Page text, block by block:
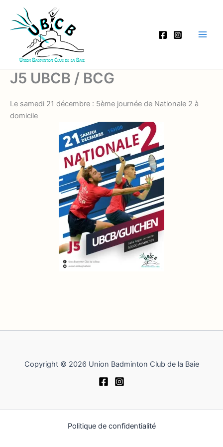
contenu
J5 UBCB / BCG
Le samedi 21 décembre : 5ème journée de Nationale 2 à
domicile
Copyright © 2026 Union Badminton Club de la Baie
Politique de confidentialité